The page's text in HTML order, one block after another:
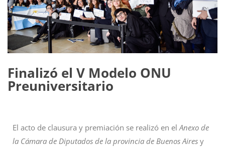
Finalizó el V Modelo ONU
Preuniversitario
El acto de clausura y premiación se realizó en elAnexo de
la Cámara de Diputados de la provincia de Buenos Aires y